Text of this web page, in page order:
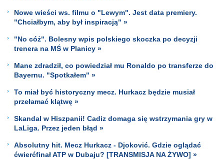
Nowe wieści ws. filmu o "Lewym". Jest data premiery.
"Chciałbym, aby był inspiracją" »
"No cóż". Bolesny wpis polskiego skoczka po decyzji
trenera na MŚ w Planicy »
Mane zdradził, co powiedział mu Ronaldo po transferze do
Bayernu. "Spotkałem" »
To miał być historyczny mecz. Hurkacz będzie musiał
przełamać klątwę »
Skandal w Hiszpanii! Cadiz domaga się wstrzymania gry w
LaLiga. Przez jeden błąd »
Absolutny hit. Mecz Hurkacz - Djoković. Gdzie oglądać
ćwierćfinał ATP w Dubaju? [TRANSMISJA NA ŻYWO] »